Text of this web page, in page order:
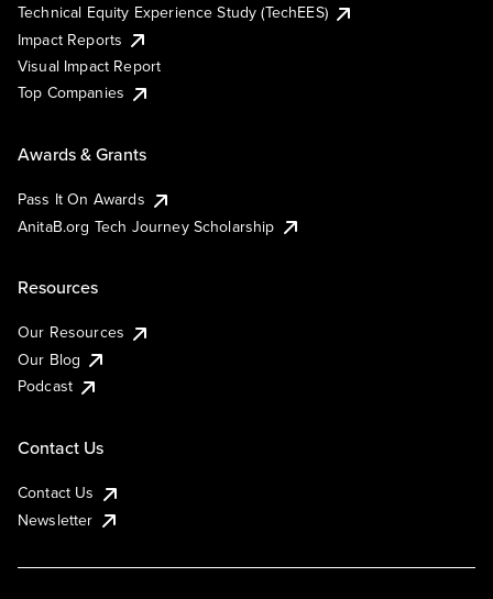
Technical Equity Experience Study (TechEES)
Impact Reports
Visual Impact Report
Top Companies
Awards & Grants
Pass It On Awards
AnitaB.org Tech Journey Scholarship
Resources
Our Resources
Our Blog
Podcast
Contact Us
Contact Us
Newsletter